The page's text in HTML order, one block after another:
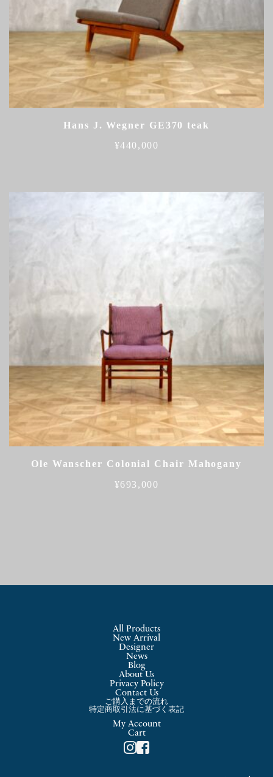
Hans J. Wegner GE370 teak
¥440,000
Ole Wanscher Colonial Chair Mahogany
¥693,000
All Products
New Arrival
Designer
News
Blog
About Us
Privacy Policy
Contact Us
ご購入までの流れ
特定商取引法に基づく表記
My Account
Cart